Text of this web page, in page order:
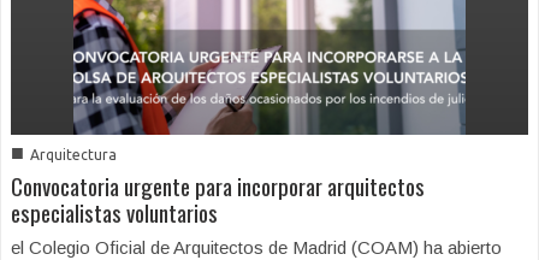
■ Arquitectura
Convocatoria urgente para incorporar arquitectos
especialistas voluntarios
el Colegio Oficial de Arquitectos de Madrid (COAM) ha abierto